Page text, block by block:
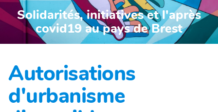
Solidarités, initiatives et l'après
covid19 au pays de Brest
Autorisations
d'urbanisme